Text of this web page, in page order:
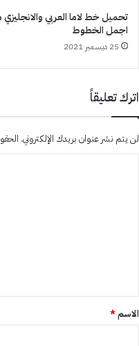
تحميل خط لاما العربي
اجمل الخطوط
25 ديسمبر 2021
اترك تعليقاً
لن يتم نشر عنوان بريدك الإلكتروني.
*
الاسم*